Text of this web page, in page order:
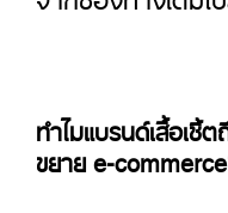
ทำไมแบรนด์เสื้อเชิ้
ขยาย e-